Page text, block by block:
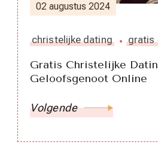
02 augustus 2024
christelijke dating gratis
Gratis Christelijke
Geloofsgenoot Online
Volgende